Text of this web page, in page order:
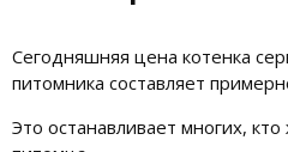
Сегодняшняя цена котенка
питомника составляет
Это останавливает многих,